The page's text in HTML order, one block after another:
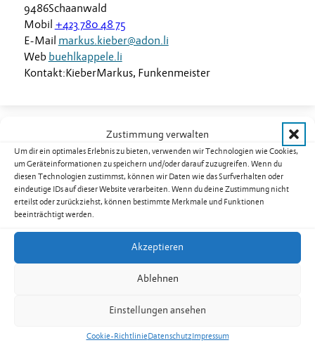
Zustimmung verwalten
Um dir ein optimales Erlebnis zu bieten, verwenden wir Technologien wie Cookies,
um Geräteinformationen zu speichern und/oder darauf zuzugreifen. Wenn du
diesen Technologien zustimmst, können wir Daten wie das Surfverhalten oder
eindeutige IDs auf dieser Website verarbeiten. Wenn du deine Zustimmung nicht
erteilst oder zurückziehst, können bestimmte Merkmale und Funktionen
beeinträchtigt werden.
Akzeptieren
Ablehnen
Einstellungen ansehen
Cookie-RichtlinieDatenschutzImpressum
9486Schaanwald
Mobil +423 780 48 75
E-Mail markus.kieber@adon.li
Web buehlkappele.li
Kontakt:KieberMarkus, Funkenmeister
Funkenzunft Halagass Rofaberg
Bongerta
Brückle 4a
9496Balzers
Mobil+423 787 11 22
info@funkazunft.li
Webwww.funkazunft.li
Präsident